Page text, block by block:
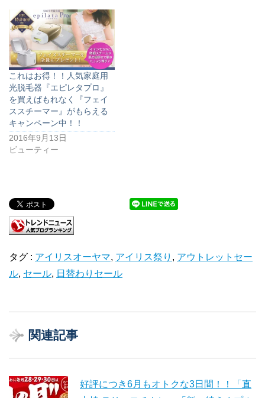
これはお得！！人気家庭用
光脱毛器『エピレタプロ』
を買えばもれなく『フェイ
ススチーマー』がもらえる
キャンペーン中！！
2016年9月13日
ビューティー
タグ : アイリスオーヤマ, アイリス祭り , アウトレットセー
ル, セール, 日替わりセール
関連記事
好評につき6月もオトクな3日間！！「直